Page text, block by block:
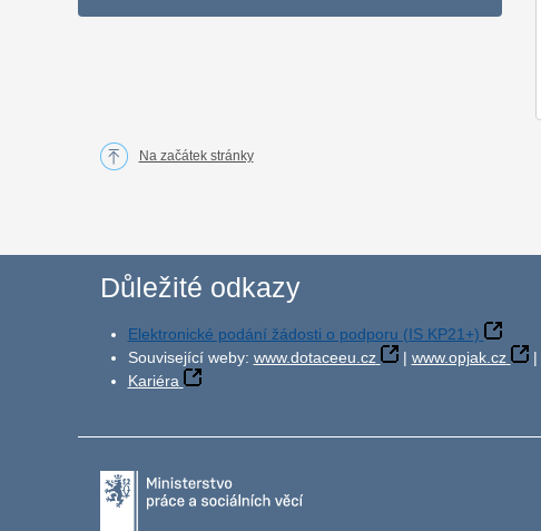
Na začátek stránky
Důležité odkazy
Elektronické podání žádosti o podporu (IS KP21+)
Související weby: www.dotaceeu.cz | www.opjak.cz |
Kariéra